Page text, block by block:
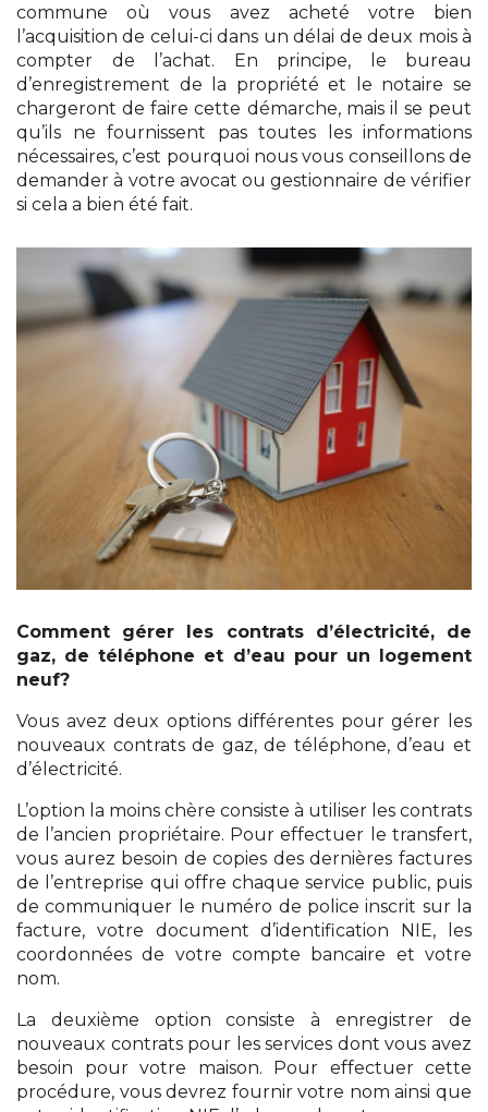
commune où vous avez acheté votre bien
l’acquisition de celui-ci dans un délai de deux mois à
compter de l’achat. En principe, le bureau
d’enregistrement de la propriété et le notaire se
chargeront de faire cette démarche, mais il se peut
qu’ils ne fournissent pas toutes les informations
nécessaires, c’est pourquoi nous vous conseillons de
demander à votre avocat ou gestionnaire de vérifier
si cela a bien été fait.
Comment gérer les contrats d’électricité, de
gaz, de téléphone et d’eau pour un logement
neuf?
Vous avez deux options différentes pour gérer les
nouveaux contrats de gaz, de téléphone, d’eau et
d’électricité.
L’option la moins chère consiste à utiliser les contrats
de l’ancien propriétaire. Pour effectuer le transfert,
vous aurez besoin de copies des dernières factures
de l’entreprise qui offre chaque service public, puis
de communiquer le numéro de police inscrit sur la
facture, votre document d’identification NIE, les
coordonnées de votre compte bancaire et votre
nom.
La deuxième option consiste à enregistrer de
nouveaux contrats pour les services dont vous avez
besoin pour votre maison. Pour effectuer cette
procédure, vous devrez fournir votre nom ainsi que